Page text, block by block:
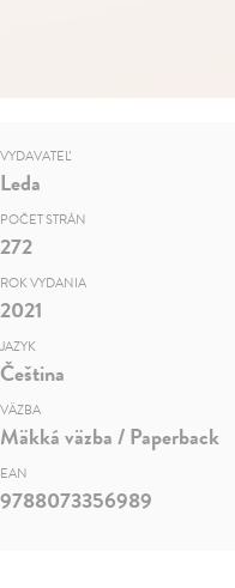
VYDAVATEĽ
Leda
POČET STRÁN
272
ROK VYDANIA
2021
JAZYK
Čeština
VÄZBA
Mäkká väzba / Paperback
EAN
9788073356989